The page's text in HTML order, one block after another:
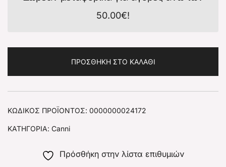
50.00€!
ΠΡΟΣΘΉΚΗ ΣΤΟ ΚΑΛΆΘΙ
ΚΩΔΙΚΌΣ ΠΡΟΪΌΝΤΟΣ: 0000000024172
ΚΑΤΗΓΟΡΊΑ: Canni
Πρόσθήκη στην λίστα επιθυμιών